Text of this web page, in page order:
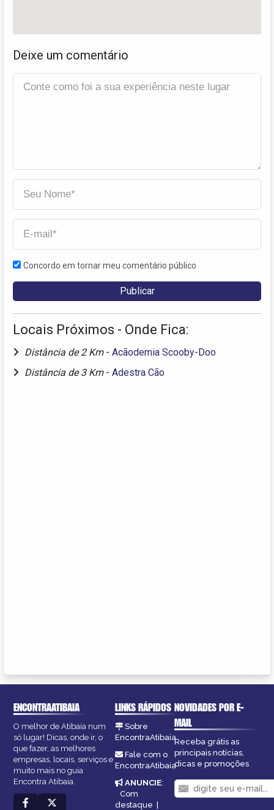
Deixe um comentário
Concordo em tornar meu comentário público
Locais Próximos - Onde Fica:
Distância de 2 Km - Acãodemia Scooby-Doo
Distância de 3 Km - Adestra Cão
ENCONTRAATIBAIA
O melhor de Atibaia num
só lugar! Dicas, onde ir, o
que fazer, as melhores
empresas, locais, serviços e
muito mais no guia
Encontra Atibaia.
LINKS RÁPIDOS
Sobre
EncontraAtibaia
Fale com o
EncontraAtibaia
ANUNCIE:
Com
destaque |
NOVIDADES POR E-
MAIL
Receba grátis as
principais notícias,
dicas e promoções